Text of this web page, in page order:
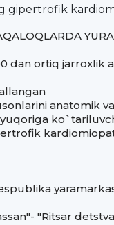
gipertrofik
dan ortiq jarroxlik
anatomik
"Ritsar